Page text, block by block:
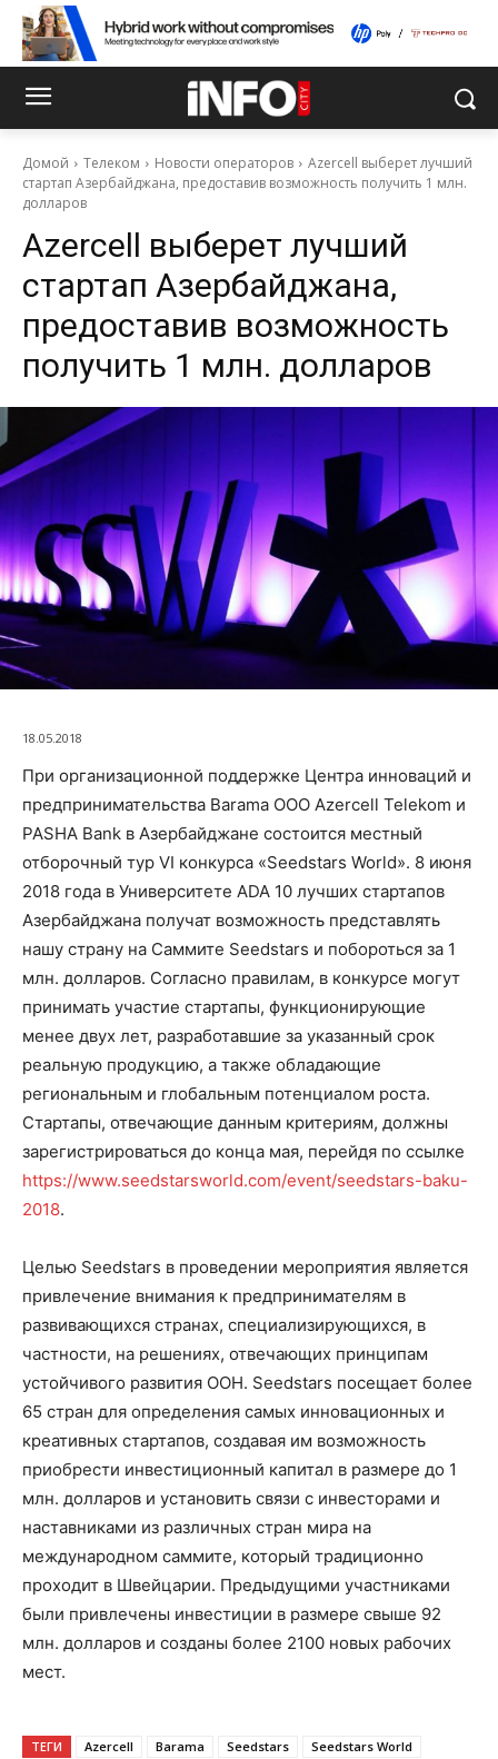
Домой Телеком Новости операторов
Azercell выберет лучший
стартап Азербайджана, предоставив возможность получить 1 млн.
долларов
Azercell выберет лучший
стартап Азербайджана,
предоставив возможность
получить 1 млн. долларов
18.05.2018
При организационной поддержке Центра инноваций и
предпринимательства Barama ООО Azercell Telekom и
PASHA Bank в Азербайджане состоится местный
отборочный тур VI конкурса «Seedstars World». 8 июня
2018 года в Университете ADA 10 лучших стартапов
Азербайджана получат возможность представлять
нашу страну на Саммите Seedstars и побороться за 1
млн. долларов. Согласно правилам, в конкурсе могут
принимать участие стартапы, функционирующие
менее двух лет, разработавшие за указанный срок
реальную продукцию, а также обладающие
региональным и глобальным потенциалом роста.
Стартапы, отвечающие данным критериям, должны
зарегистрироваться до конца мая, перейдя по ссылке
https://www.seedstarsworld.com/event/seedstars-baku-
2018.
Целью Seedstars в проведении мероприятия является
привлечение внимания к предпринимателям в
развивающихся странах, специализирующихся, в
частности, на решениях, отвечающих принципам
устойчивого развития ООН. Seedstars посещает более
65 стран для определения самых инновационных и
креативных стартапов, создавая им возможность
приобрести инвестиционный капитал в размере до 1
млн. долларов и установить связи с инвесторами и
наставниками из различных стран мира на
международном саммите, который традиционно
проходит в Швейцарии. Предыдущими участниками
были привлечены инвестиции в размере свыше 92
млн. долларов и созданы более 2100 новых рабочих
мест.
ТЕГИ Azercell Barama Seedstars
Seedstars World